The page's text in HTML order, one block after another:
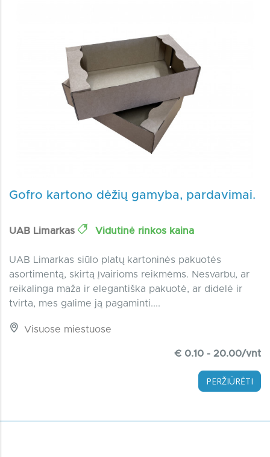
Gofro kartono dėžių gamyba, pardavimai.
UAB Limarkas Vidutinė rinkos kaina
UAB Limarkas siūlo platų kartoninės pakuotės
asortimentą, skirtą įvairioms reikmėms. Nesvarbu, ar
reikalinga maža ir elegantiška pakuotė, ar didelė ir
tvirta, mes galime ją pagaminti....
Visuose miestuose
€ 0.10 - 20.00/vnt
PERŽIŪRĖTI